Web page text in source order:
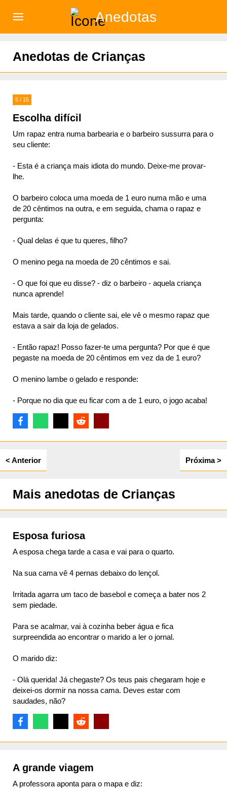
Anedotas
Anedotas de Crianças
5 / 15
Escolha difícil
Um rapaz entra numa barbearia e o barbeiro sussurra para o
seu cliente:
- Esta é a criança mais idiota do mundo. Deixe-me provar-
lhe.
O barbeiro coloca uma moeda de 1 euro numa mão e uma
de 20 cêntimos na outra, e em seguida, chama o rapaz e
pergunta:
- Qual delas é que tu queres, filho?
O menino pega na moeda de 20 cêntimos e sai.
- O que foi que eu disse? - diz o barbeiro - aquela criança
nunca aprende!
Mais tarde, quando o cliente sai, ele vê o mesmo rapaz que
estava a sair da loja de gelados.
- Então rapaz! Posso fazer-te uma pergunta? Por que é que
pegaste na moeda de 20 cêntimos em vez da de 1 euro?
O menino lambe o gelado e responde:
- Porque no dia que eu ficar com a de 1 euro, o jogo acaba!
< Anterior Próxima >
Mais anedotas de Crianças
Esposa furiosa
A esposa chega tarde a casa e vai para o quarto.
Na sua cama vê 4 pernas debaixo do lençol.
Irritada agarra um taco de basebol e começa a bater nos 2
sem piedade.
Para se acalmar, vai à cozinha beber água e fica
surpreendida ao encontrar o marido a ler o jornal.
O marido diz:
- Olá querida! Já chegaste? Os teus pais chegaram hoje e
deixei-os dormir na nossa cama. Deves estar com
saudades, não?
A grande viagem
A professora aponta para o mapa e diz: